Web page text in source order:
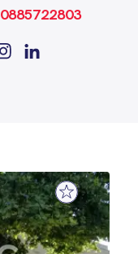
0885722803